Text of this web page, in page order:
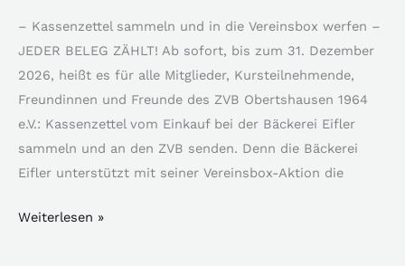
– Kassenzettel sammeln und in die Vereinsbox werfen –
JEDER BELEG ZÄHLT! Ab sofort, bis zum 31. Dezember
2026, heißt es für alle Mitglieder, Kursteilnehmende,
Freundinnen und Freunde des ZVB Obertshausen 1964
e.V.: Kassenzettel vom Einkauf bei der Bäckerei Eifler
sammeln und an den ZVB senden. Denn die Bäckerei
Eifler unterstützt mit seiner Vereinsbox-Aktion die
Weiterlesen »